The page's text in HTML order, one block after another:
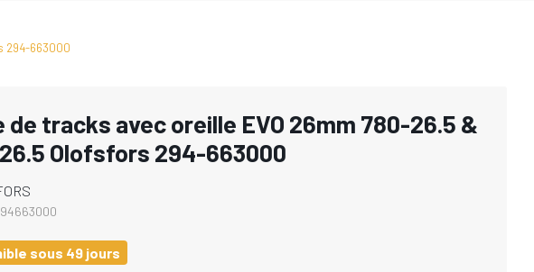
294-663000
de tracks avec oreille EVO 26mm 780-26.5 &
Olofsfors 294-663000
sous 49 jours